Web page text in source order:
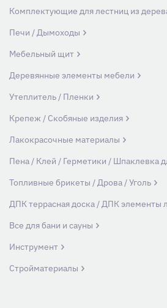
Комплектующие для лестниц из
Печи / Дымоходы
Мебельный щит
Деревянные элементы мебели
Утеплитель / Пленки
Крепеж / Скобяные изделия
Лакокрасочные материалы
Пена / Клей / Герметики / Шпаклевка
Топливные брикеты / Дрова / Уголь
ДПК террасная доска / ДПК элементы
Все для бани и сауны
Инструмент
Стройматериалы